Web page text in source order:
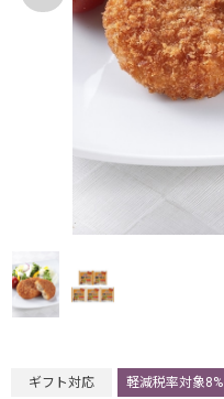
ギフト対応 軽減税率対象8%